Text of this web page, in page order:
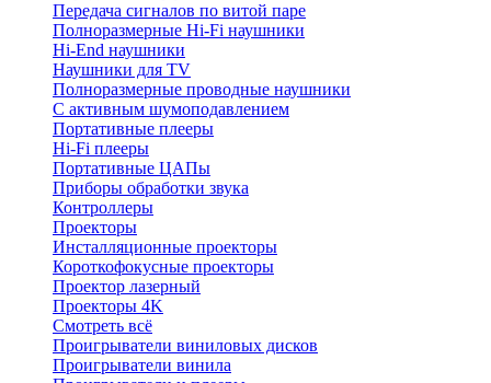
Передача сигналов по витой паре
Полноразмерные Hi-Fi наушники
Hi-End наушники
Наушники для TV
Полноразмерные проводные наушники
С активным шумоподавлением
Портативные плееры
Hi-Fi плееры
Портативные ЦАПы
Приборы обработки звука
Контроллеры
Проекторы
Инсталляционные проекторы
Короткофокусные проекторы
Проектор лазерный
Проекторы 4K
Смотреть всё
Проигрыватели виниловых дисков
Проигрыватели винила